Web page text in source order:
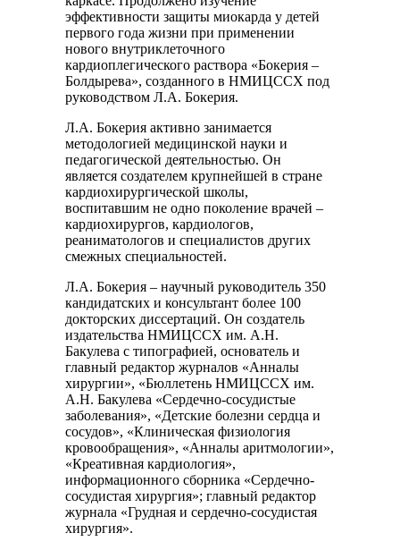
эффективности защиты миокарда у детей
первого года жизни при применении
нового внутриклеточного
кардиоплегического раствора «Бокерия –
Болдырева», созданного в НМИЦССХ под
руководством Л.А. Бокерия.
Л.А. Бокерия активно занимается
методологией медицинской науки и
педагогической деятельностью. Он
является создателем крупнейшей в стране
кардиохирургической школы,
воспитавшим не одно поколение врачей –
кардиохирургов, кардиологов,
реаниматологов и специалистов других
смежных специальностей.
Л.А. Бокерия – научный руководитель 350
кандидатских и консультант более 100
докторских диссертаций. Он создатель
издательства НМИЦССХ им. А.Н.
Бакулева с типографией, основатель и
главный редактор журналов «Анналы
хирургии», «Бюллетень НМИЦССХ им.
А.Н. Бакулева «Сердечно-сосудистые
заболевания», «Детские болезни сердца и
сосудов», «Клиническая физиология
кровообращения», «Анналы аритмологии»,
«Креативная кардиология»,
информационного сборника «Сердечно-
сосудистая хирургия»; главный редактор
журнала «Грудная и сердечно-сосудистая
хирургия».